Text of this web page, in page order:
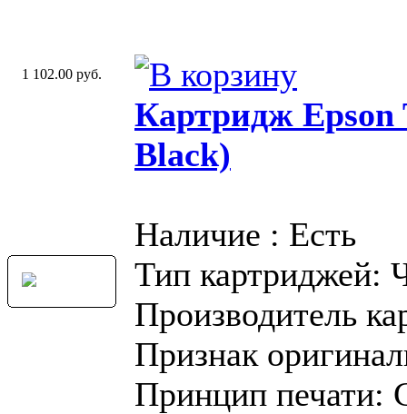
1 102.00 руб.
Картридж
Black)
Наличие : Есть
Тип картриджей:
Производитель
Признак
Принцип печати: